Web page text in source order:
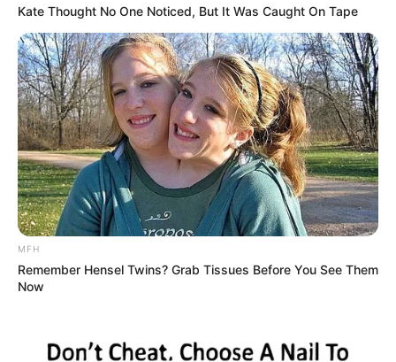
Kate Thought No One Noticed, But It Was Caught On Tape
MFH
Remember Hensel Twins? Grab Tissues Before You See Them
Now